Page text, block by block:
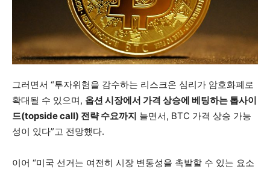
그러면서 “투자위험을 감수하는 리스크온 심리가 암호화폐로
확대될 수 있으며, 옵션 시장에서 가격 상승에 베팅하는 톱사이
드(topside call) 전략 수요까지 늘면서, BTC 가격 상승 가능
성이 있다”고 전망했다.
이어 “미국 선거는 여전히 시장 변동성을 촉발할 수 있는 요소